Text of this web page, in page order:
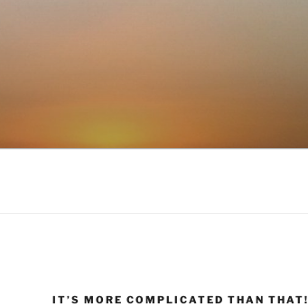
IT’S MORE COMPLICATED THAN THAT!